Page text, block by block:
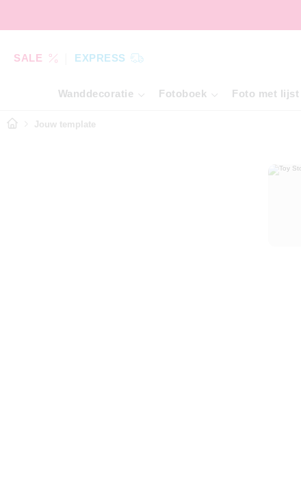
SALE EXPRESS
Wanddecoratie Fotoboek Foto met lijst
Jouw template